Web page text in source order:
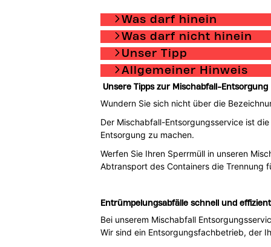
Was darf hinein
Was darf nicht hinein
Unser Tipp
Allgemeiner Hinweis
Unsere Tipps zur Mischabfall-Entsorgung
Wundern Sie sich nicht über die
Der Mischabfall-Entsorgungsservice ist
Entsorgung zu machen.
Werfen Sie Ihren Sperrmüll in unseren
Abtransport des Containers die Trennung
Entrümpelungsabfälle schnell und
Bei unserem Mischabfall
Wir sind ein Entsorgungsfachbetrieb, der